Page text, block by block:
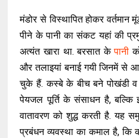
मंडोर से विस्थापित होकर
पीने के पानी का संकट यहां की
अत्यंत खारा था. बरसात केपानी
और तलाइयां बनाई गयी जिनमें से
चुके हैं. कस्बे के बीच बने पोखंडी
पेयजल पूर्ति के संसाधन है, बल्कि
वातावरण को शुद्ध करती है. यह
प्रबंधन व्यवस्था का कमाल है, कि